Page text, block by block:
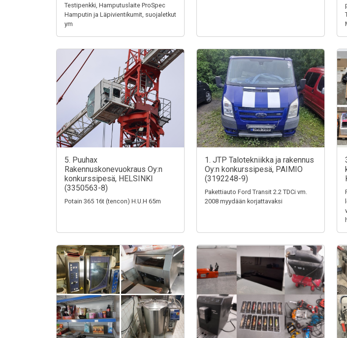
Testipenkki, Hamputuslaite ProSpec
Hamputin ja Läpivientikumit, suojaletkut
ym
5. Puuhax
Rakennuskonevuokraus Oy:n
konkurssipesä, HELSINKI
(3350563-8)
Potain 365 16t (tencon) H.U.H 65m
1. JTP Talotekniikka ja rakennus
Oy:n konkurssipesä, PAIMIO
(3192248-9)
Pakettiauto Ford Transit 2.2 TDCi vm.
2008 myydään korjattavaksi